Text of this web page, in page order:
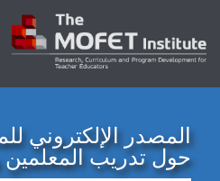
المصدر الإلكتروني
حول تدريب المعلمين